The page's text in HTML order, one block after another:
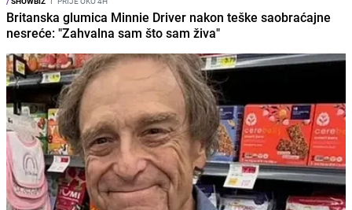
Britanska glumica Minnie Driver nakon teške saobraćajne
nesreće: "Zahvalna sam što sam živa"